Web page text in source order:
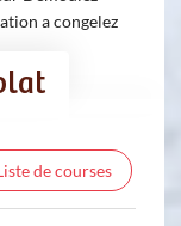
a congelez
de courses